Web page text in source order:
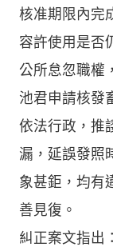
核准期限內完
容許使用是否
公所怠忽職權
池君申請核發
依法行政，推
漏，延誤發照
象甚鉅，均有
善見復。
糾正案文指出